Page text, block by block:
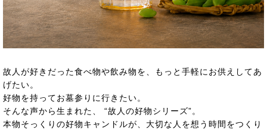
故人が好きだった食べ物や飲み物を、もっと手軽にお供えしてあ
げたい。
好物を持ってお墓参りに行きたい。
そんな声から生まれた、 “故人の好物シリーズ”。
本物そっくりの好物キャンドルが、大切な人を想う時間をつくり